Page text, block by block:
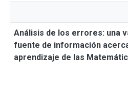
Análisis de los errores: una
fuente de información
aprendizaje de las